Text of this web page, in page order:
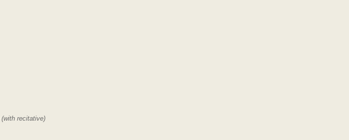
(with recitative)